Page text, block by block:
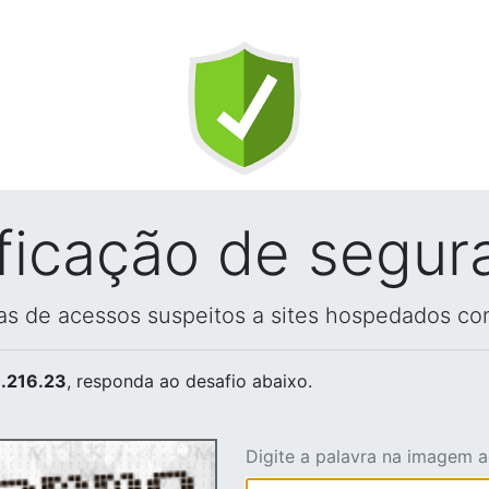
de
de acessos suspeitos a sites hospedados
, responda ao desafio abaixo.
Digite a palavra na imagem